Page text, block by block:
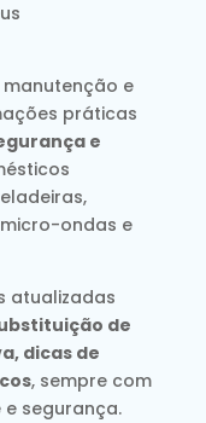
e
práticas
e
ondas e
atualizadas
de
dicas de
, sempre com
segurança.